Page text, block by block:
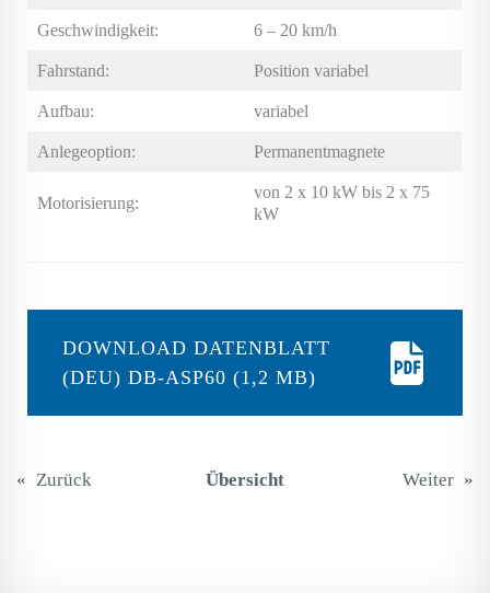
Geschwindigkeit: 6 – 20 km/h
Fahrstand: Position variabel
Aufbau: variabel
Anlegeoption: Permanentmagnete
Motorisierung:
von 2 x 10 kW bis 2 x 75
kW
DOWNLOAD DATENBLATT
(DEU) DB-ASP60 (1,2 MB)
« Zurück Übersicht Weiter »